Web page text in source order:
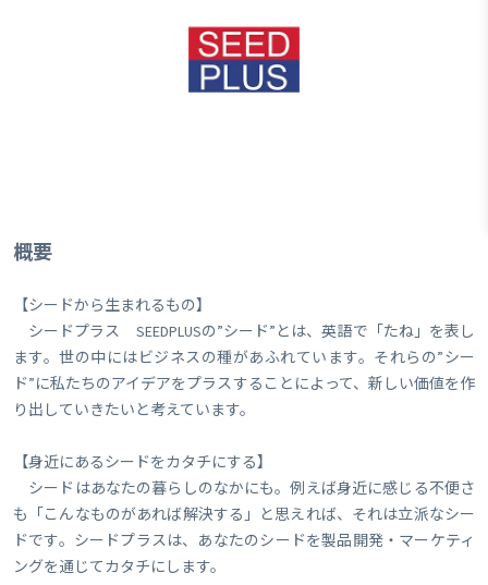
概要
【シードから生まれるもの】
​ シードプラス SEEDPLUSの”シード”とは、英語で「たね」を表し
ます。世の中にはビジネスの種があふれています。それらの”シー
ド”に私たちのアイデアをプラスすることによって、新しい価値を作
り出していきたいと考えています。
【身近にあるシードをカタチにする】
シードはあなたの暮らしのなかにも。例えば身近に感じる不便さ
も「こんなものがあれば解決する」と思えれば、それは立派なシー
ドです。シードプラスは、あなたのシードを製品開発・マーケティ
ングを通じてカタチにします。